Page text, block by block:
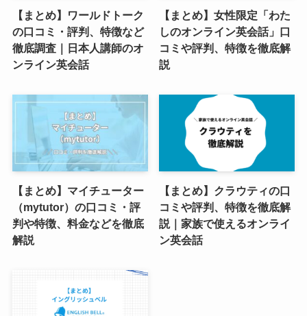
【まとめ】ワールドトーク
の口コミ・評判、特徴など
徹底調査｜日本人講師のオ
ンライン英会話
【まとめ】女性限定「わた
しのオンライン英会話」口
コミや評判、特徴を徹底解
説
【まとめ】マイチューター
（mytutor）の口コミ・評
判や特徴、料金などを徹底
解説
【まとめ】クラウティの口
コミや評判、特徴を徹底解
説｜家族で使えるオンライ
ン英会話